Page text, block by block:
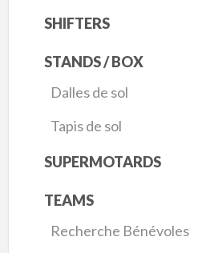
SHIFTERS
STANDS / BOX
Dalles de sol
Tapis de sol
SUPERMOTARDS
TEAMS
Recherche Bénévoles